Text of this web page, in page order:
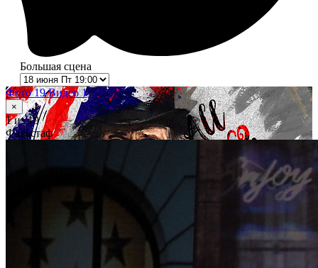
Большая сцена
Фото 19Видео 1
×
1из 19
Фальстаф